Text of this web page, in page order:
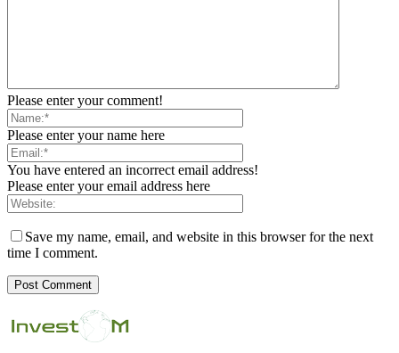
Please enter your comment!
Please enter your name here
You have entered an incorrect email address!
Please enter your email address here
Save my name, email, and website in this browser for the next
time I comment.